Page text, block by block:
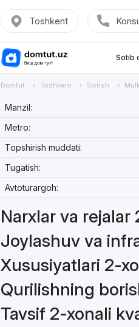
Toshkent
Sotib
Domtut Toshkent Sotish
Manzil:
Metro:
Topshirish muddati:
Tugatish:
Avtoturargoh:
Narxlar va rejalar
Joylashuv va
Xususiyatlari 2-
Qurilishning
Tavsif 2-xonali